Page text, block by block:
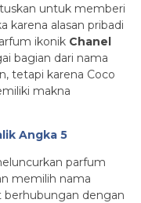
untuk memberi
karena alasan pribadi
ikonik Chanel
bagian dari nama
tetapi karena Coco
makna
Angka 5
parfum
memilih nama
berhubungan dengan